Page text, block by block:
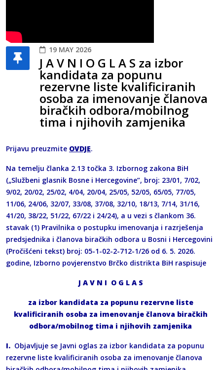
19 MAY 2026
J A V N I O G L A S za izbor
kandidata za popunu
rezervne liste kvalificiranih
osoba za imenovanje članova
biračkih odbora/mobilnog
tima i njihovih zamjenika
Prijavu preuzmite OVDJE.
Na temelju članka 2.13 točka 3. Izbornog zakona BiH
(„Službeni glasnik Bosne i Hercegovine”, broj: 23/01, 7/02,
9/02, 20/02, 25/02, 4/04, 20/04, 25/05, 52/05, 65/05, 77/05,
11/06, 24/06, 32/07, 33/08, 37/08, 32/10, 18/13, 7/14, 31/16,
41/20, 38/22, 51/22, 67/22 i 24/24), a u vezi s člankom 36.
stavak (1) Pravilnika o postupku imenovanja i razrješenja
predsjednika i članova biračkih odbora u Bosni i Hercegovini
(Pročišćeni tekst) broj: 05-1-02-2-712-1/26 od 6. 5. 2026.
godine, Izborno povjerenstvo Brčko distrikta BiH raspisuje
J A V N I O G L A S
za izbor kandidata za popunu rezervne liste
kvalificiranih osoba za imenovanje članova biračkih
odbora/mobilnog tima i njihovih zamjenika
I. Objavljuje se Javni oglas za izbor kandidata za popunu
rezervne liste kvalificiranih osoba za imenovanje članova